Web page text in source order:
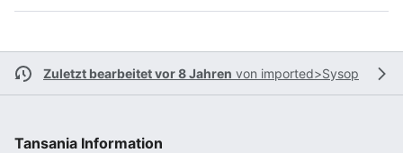
Zuletzt bearbeitet vor 8 Jahren von imported>Sysop
Tansania Information